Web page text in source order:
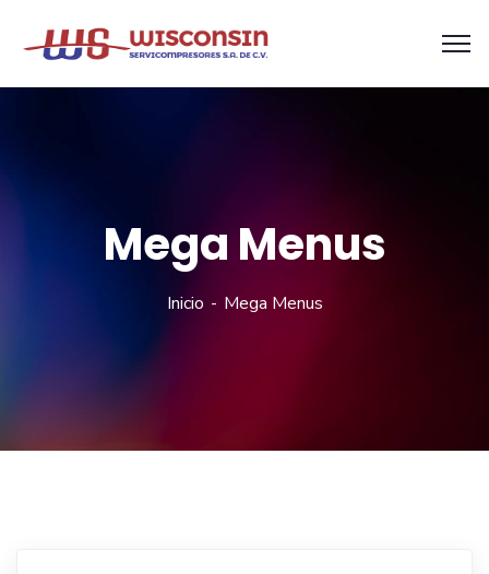
Mega Menus
Inicio Mega Menus